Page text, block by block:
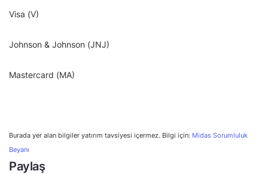
Visa (V)
Johnson & Johnson (JNJ)
Mastercard (MA)
Burada yer alan bilgiler yatırım tavsiyesi içermez. Bilgi için: Midas Sorumluluk
Beyanı
Paylaş